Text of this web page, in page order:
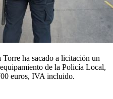
ha sacado a licitación un
de la Policía Local,
euros, IVA incluido.